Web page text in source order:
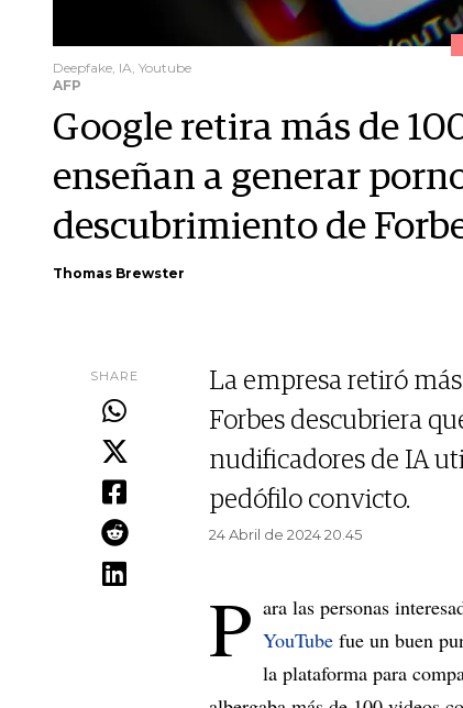
Deepfake, IA, Youtube
AFP
Google retira más de
enseñan a generar
descubrimiento de
Thomas Brewster
SHARE
La empresa retiró
Forbes descubriera
nudificadores de IA
pedófilo convicto.
24 Abril de 2024 20.45
P ara las personas
YouTube fue un buen
la plataforma para